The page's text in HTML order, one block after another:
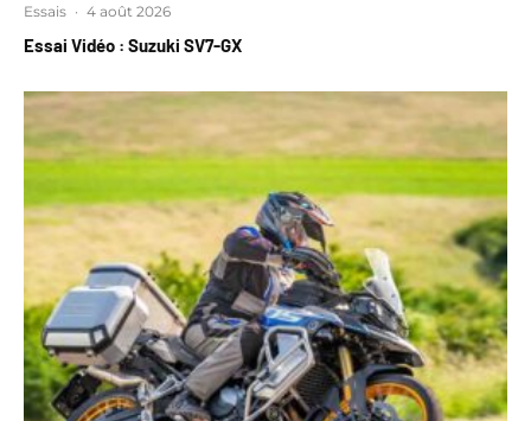
Essais · 4 août 2026
Essai Vidéo : Suzuki SV7-GX